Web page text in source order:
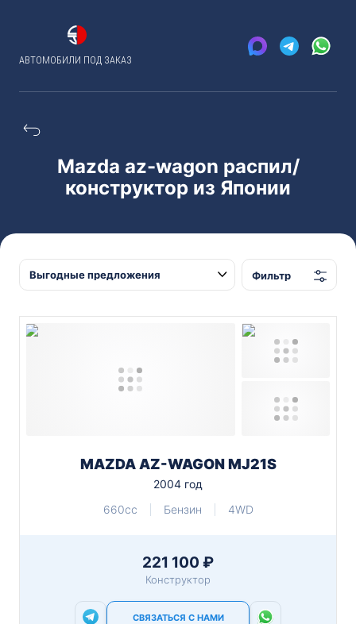
АВТОМОБИЛИ ПОД ЗАКАЗ
Mazda az-wagon распил/
конструктор из Японии
Фильтр
MAZDA AZ-WAGON MJ21S
2004 год
660cc
Бензин 4WD
221 100 ₽
Конструктор
СВЯЗАТЬСЯ С НАМИ